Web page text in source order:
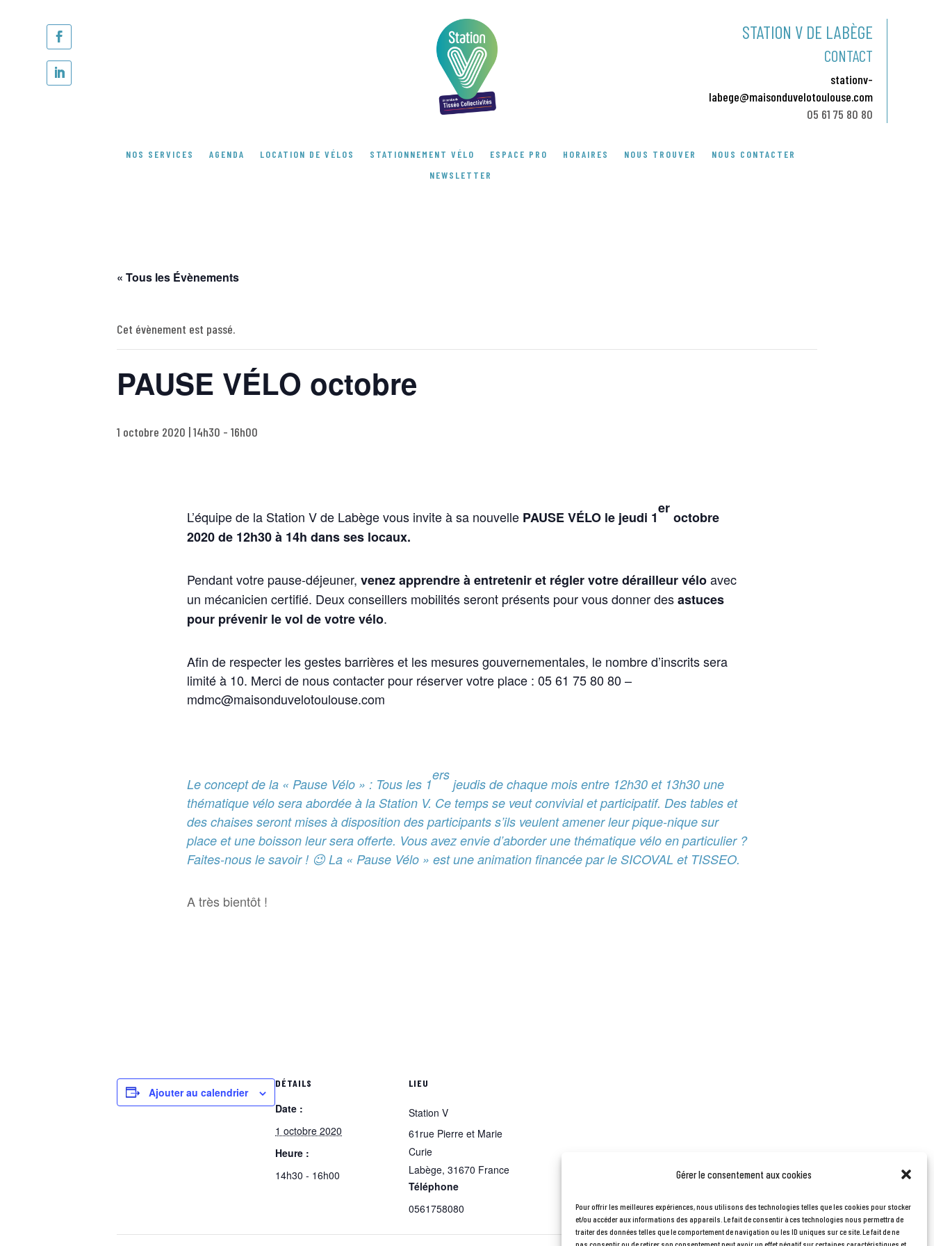
Gérer le consentement aux cookies
Pour offrir les meilleures expériences, nous utilisons des technologies telles que les cookies pour stocker
et/ou accéder aux informations des appareils. Le fait de consentir à ces technologies nous permettra de
traiter des données telles que le comportement de navigation ou les ID uniques sur ce site. Le fait de ne
pas consentir ou de retirer son consentement peut avoir un effet négatif sur certaines caractéristiques et
STATION V DE LABÈGE
CONTACT
stationv-
labege@maisonduvelotoulouse.com
05 61 75 80 80
NOS SERVICES AGENDA LOCATION DE VÉLOS STATIONNEMENT VÉLO ESPACE PRO HORAIRES NOUS TROUVER
NOUS CONTACTER
NEWSLETTER
« Tous les Évènements
Cet évènement est passé.
PAUSE VÉLO octobre
1 octobre 2020 | 14h30 - 16h00
L’équipe de la Station V de Labège vous invite à sa nouvelle PAUSE VÉLO le jeudi 1
er
octobre
2020 de 12h30 à 14h dans ses locaux.
Pendant votre pause-déjeuner, venez apprendre à entretenir et régler votre dérailleur véloavec
un mécanicien certifié. Deux conseillers mobilités seront présents pour vous donner desastuces
pour prévenir le vol de votre vélo.
Afin de respecter les gestes barrières et les mesures gouvernementales, le nombre d’inscrits sera
limité à 10. Merci de nous contacter pour réserver votre place : 05 61 75 80 80 –
mdmc@maisonduvelotoulouse.com
Le concept de la « Pause Vélo » : Tous les 1
ers
jeudis de chaque mois entre 12h30 et 13h30 une
thématique vélo sera abordée à la Station V. Ce temps se veut convivial et participatif. Des tables et
des chaises seront mises à disposition des participants s’ils veulent amener leur pique-nique sur
place et une boisson leur sera offerte. Vous avez envie d’aborder une thématique vélo en particulier ?
Faites-nous le savoir ! 😉 La « Pause Vélo » est une animation financée par le SICOVAL et TISSEO.
A très bientôt !
Ajouter au calendrier
DÉTAILS
Date :
1 octobre 2020
Heure :
14h30 - 16h00
LIEU
Station V
61rue Pierre et Marie
Curie
Labège, 31670 France
Téléphone
0561758080